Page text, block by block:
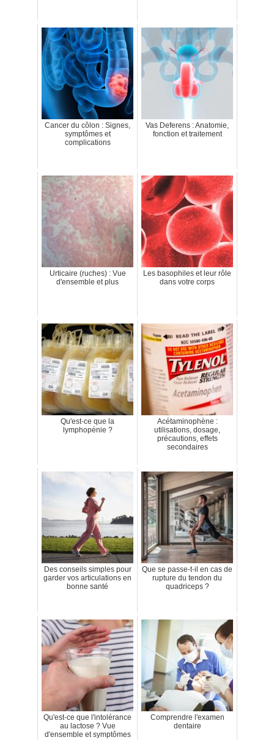
Cancer du côlon : Signes,
symptômes et
complications
Vas Deferens : Anatomie,
fonction et traitement
Urticaire (ruches) : Vue
d'ensemble et plus
Les basophiles et leur rôle
dans votre corps
Qu'est-ce que la
lymphopénie ?
Acétaminophène :
utilisations, dosage,
précautions, effets
secondaires
Des conseils simples pour
garder vos articulations en
bonne santé
Que se passe-t-il en cas de
rupture du tendon du
quadriceps ?
Qu'est-ce que l'intolérance
au lactose ? Vue
d'ensemble et symptômes
Comprendre l'examen
dentaire